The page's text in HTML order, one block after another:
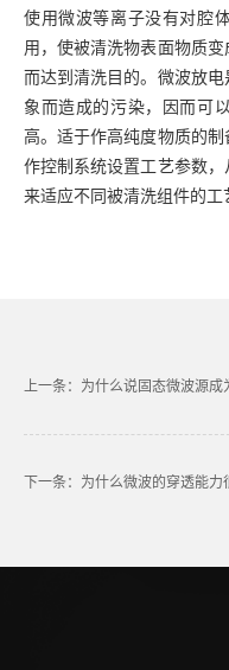
使用微波等离子没有对腔
用，使被清洗物表面物质变
而达到清洗目的。微波放
象而造成的污染，因而可
高。适于作高纯度物质的
作控制系统设置工艺参数，
来适应不同被清洗组件的工
上一条：为什么说固态微波源
下一条：为什么微波的穿透能力